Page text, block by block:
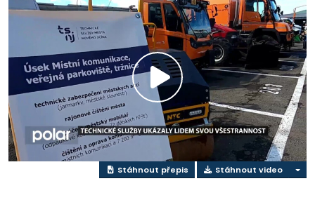
Přehrát
video
Stáhnout přepis Stáhnout video